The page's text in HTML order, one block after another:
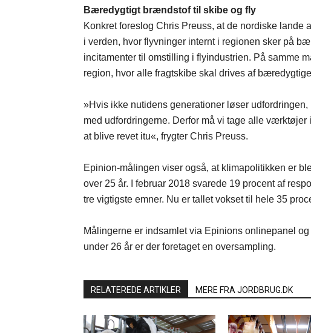
Bæredygtigt brændstof til skibe og fly
Konkret foreslog Chris Preuss, at de nordiske lande
i verden, hvor flyvninger internt i regionen sker på
incitamenter til omstilling i flyindustrien. På samme
region, hvor alle fragtskibe skal drives af
»Hvis ikke nutidens generationer løser
med udfordringerne. Derfor må vi tage alle
at blive revet itu«, frygter Chris Preuss.
Epinion-målingen viser også, at klimapolitikken er
over 25 år. I februar 2018 svarede 19 procent af
tre vigtigste emner. Nu er tallet vokset til hele 35
Målingerne er indsamlet via Epinions onlinepanel
under 26 år er der foretaget en oversampling.
RELATEREDE ARTIKLER MERE FRA JORDBRUG.DK